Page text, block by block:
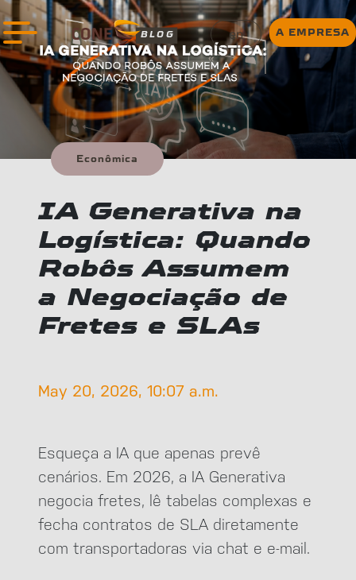
BLOG en A EMPRESA
Econômica
IA Generativa na
Logística: Quando
Robôs Assumem
a Negociação de
Fretes e SLAs
May 20, 2026, 10:07 a.m.
Esqueça a IA que apenas prevê
cenários. Em 2026, a IA Generativa
negocia fretes, lê tabelas complexas e
fecha contratos de SLA diretamente
com transportadoras via chat e e-mail.